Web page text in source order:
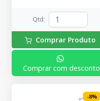
Qtd:
Comprar Produto
Comprar com desconto
-8%